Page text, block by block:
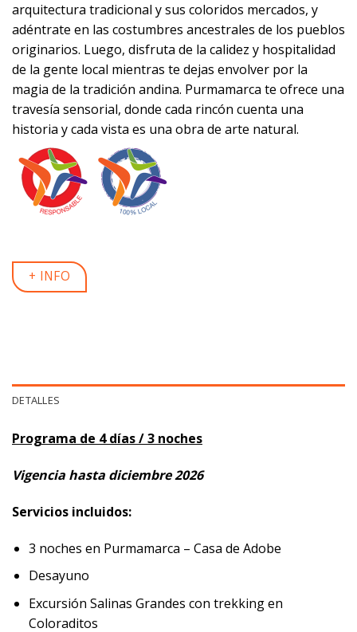
arquitectura tradicional y sus coloridos mercados, y
adéntrate en las costumbres ancestrales de los pueblos
originarios. Luego, disfruta de la calidez y hospitalidad
de la gente local mientras te dejas envolver por la
magia de la tradición andina. Purmamarca te ofrece una
travesía sensorial, donde cada rincón cuenta una
historia y cada vista es una obra de arte natural.
+ INFO
DETALLES
Programa de 4 días / 3 noches
Vigencia hasta diciembre 2026
Servicios incluidos:
3 noches en Purmamarca – Casa de Adobe
Desayuno
Excursión Salinas Grandes con trekking en
Coloraditos